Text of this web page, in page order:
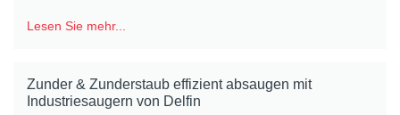
Lesen Sie mehr...
Zunder & Zunderstaub effizient absaugen mit
Industriesaugern von Delfin